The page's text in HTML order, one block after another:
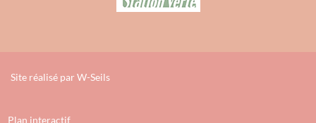
Site réalisé par W-Seils
Plan interactif